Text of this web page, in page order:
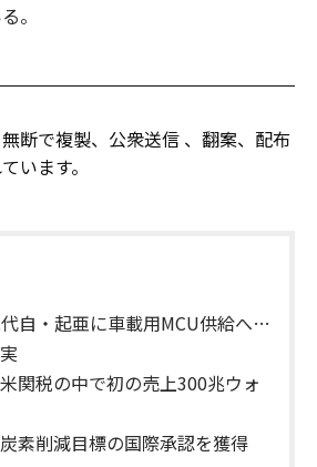
。
断で複製、公衆送信 、翻案、配布
います。
自・起亜に車載用MCU供給へ…
関税の中で初の売上300兆ウォ
素削減目標の国際承認を獲得